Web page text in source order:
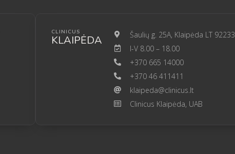
CLINICUS
KLAIPĖDA
Šaulių g. 25A, Klaipėda LT 92233
I-V 8.00 – 18.00
+370 665 14000
+370 46 411411
klaipeda@clinicus.lt
Clinicus Klaipėda, UAB